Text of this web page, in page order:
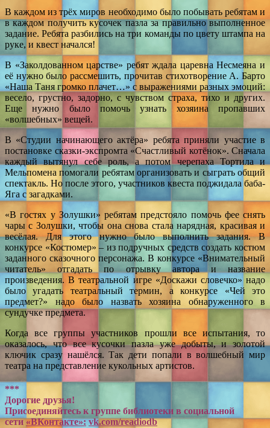
В каждом из трёх миров необходимо было побывать ребятам и
в каждом получить кусочек пазла за правильно выполненное
задание. Ребята разбились на три команды по цвету штампа на
руке, и квест начался!
В «Заколдованном царстве» ребят ждала царевна Несмеяна и
её нужно было рассмешить, прочитав стихотворение А. Барто
«Наша Таня громко плачет…» с выражениями разных эмоций:
весело, грустно, задорно, с чувством страха, тихо и других.
Еще нужно было помочь узнать хозяина пропавших
«волшебных» вещей.
В «Студии начинающего актёра» ребята приняли участие в
постановке сказки-экспромта «Счастливый котёнок». Сначала
каждый вытянул себе роль, а потом черепаха Тортила и
Мельпомена помогали ребятам организовать и сыграть общий
спектакль. Но после этого, участников квеста поджидала баба-
Яга с загадками.
«В гостях у Золушки» ребятам предстояло помочь фее снять
чары с Золушки, чтобы она снова стала нарядная, красивая и
весёлая. Для этого нужно было выполнить задания. В
конкурсе «Костюмер» – из подручных средств создать костюм
заданного сказочного персонажа. В конкурсе «Внимательный
читатель» отгадать по отрывку автора и название
произведения. В театральной игре «Доскажи словечко» надо
было угадать театральный термин, а конкурсе «Чей это
предмет?» надо было назвать хозяина обнаруженного в
сундучке предмета.
Когда все группы участников прошли все испытания, то
оказалось, что все кусочки пазла уже добыты, и золотой
ключик сразу нашёлся. Так дети попали в волшебный мир
театра на представление кукольных артистов.
***
Дорогие друзья!
Присоединяйтесь к группе библиотеки в социальной
сети«ВКонтакте»: vk.com/readiodb